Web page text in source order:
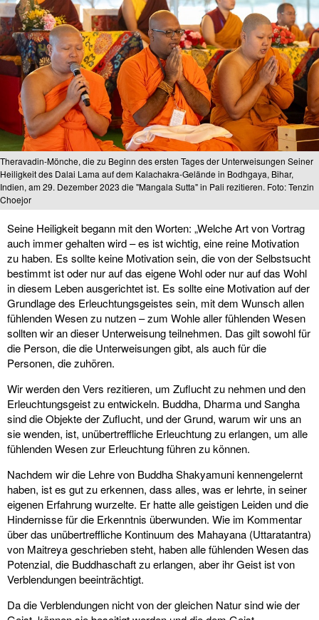
Theravadin-Mönche, die zu Beginn des ersten Tages der Unterweisungen Seiner
Heiligkeit des Dalai Lama auf dem Kalachakra-Gelände in Bodhgaya, Bihar,
Indien, am 29. Dezember 2023 die "Mangala Sutta" in Pali rezitieren. Foto: Tenzin
Choejor
Seine Heiligkeit begann mit den Worten: „Welche Art von Vortrag
auch immer gehalten wird – es ist wichtig, eine reine Motivation
zu haben. Es sollte keine Motivation sein, die von der Selbstsucht
bestimmt ist oder nur auf das eigene Wohl oder nur auf das Wohl
in diesem Leben ausgerichtet ist. Es sollte eine Motivation auf der
Grundlage des Erleuchtungsgeistes sein, mit dem Wunsch allen
fühlenden Wesen zu nutzen – zum Wohle aller fühlenden Wesen
sollten wir an dieser Unterweisung teilnehmen. Das gilt sowohl für
die Person, die die Unterweisungen gibt, als auch für die
Personen, die zuhören.
Wir werden den Vers rezitieren, um Zuflucht zu nehmen und den
Erleuchtungsgeist zu entwickeln. Buddha, Dharma und Sangha
sind die Objekte der Zuflucht, und der Grund, warum wir uns an
sie wenden, ist, unübertreffliche Erleuchtung zu erlangen, um alle
fühlenden Wesen zur Erleuchtung führen zu können.
Nachdem wir die Lehre von Buddha Shakyamuni kennengelernt
haben, ist es gut zu erkennen, dass alles, was er lehrte, in seiner
eigenen Erfahrung wurzelte. Er hatte alle geistigen Leiden und die
Hindernisse für die Erkenntnis überwunden. Wie im Kommentar
über das unübertreffliche Kontinuum des Mahayana (Uttaratantra)
von Maitreya geschrieben steht, haben alle fühlenden Wesen das
Potenzial, die Buddhaschaft zu erlangen, aber ihr Geist ist von
Verblendungen beeinträchtigt.
Da die Verblendungen nicht von der gleichen Natur sind wie der